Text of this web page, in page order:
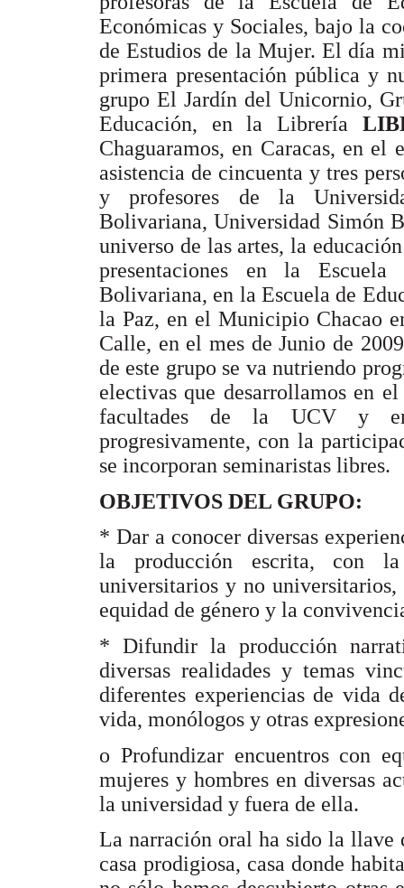
Económicas y Sociales, bajo la
de Estudios de la Mujer. El día
primera presentación pública y
grupo El Jardín del Unicornio,
Educación, en la Librería
Chaguaramos, en Caracas, en
asistencia de cincuenta y tres
y profesores de la
Bolivariana, Universidad Simón
universo de las artes, la
presentaciones en la
Bolivariana, en la Escuela de
la Paz, en el Municipio Chacao
Calle, en el mes de Junio de
de este grupo se va nutriendo
electivas que desarrollamos en
facultades de la UCV y en
progresivamente, con la
se incorporan seminaristas libres.
OBJETIVOS DEL GRUPO:
* Dar a conocer diversas
la producción escrita, con
universitarios y no universitarios,
equidad de género y la
* Difundir la producción
diversas realidades y temas
diferentes experiencias de vida
vida, monólogos y otras
o Profundizar encuentros con
mujeres y hombres en diversas
la universidad y fuera de ella.
La narración oral ha sido la llave
casa prodigiosa, casa donde